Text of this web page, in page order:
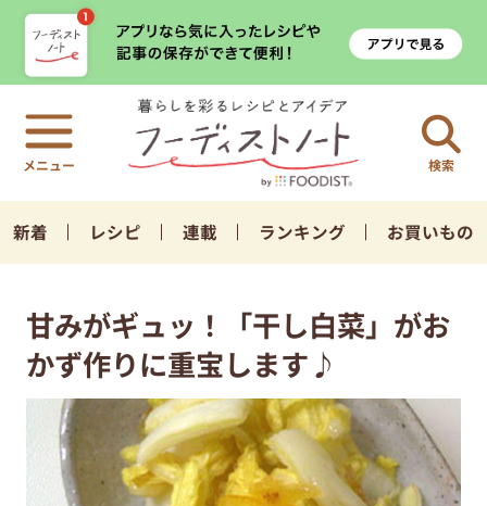
検索
新着 レシピ 連載 ランキング お買いもの
甘みがギュッ！「干し白菜」がお
かず作りに重宝します♪